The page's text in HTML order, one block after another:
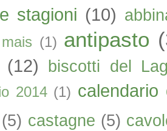
stagioni (10)
(1) antipasto
(12) biscotti del
2014 (1) calendario
(5) castagne (5)